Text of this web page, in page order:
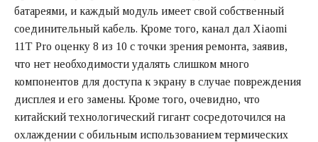
батареями, и каждый модуль имеет свой собственный
соединительный кабель. Кроме того, канал дал Xiaomi
11T Pro оценку 8 из 10 с точки зрения ремонта, заявив,
что нет необходимости удалять слишком много
компонентов для доступа к экрану в случае повреждения
дисплея и его замены. Кроме того, очевидно, что
китайский технологический гигант сосредоточился на
охлаждении с обильным использованием термических